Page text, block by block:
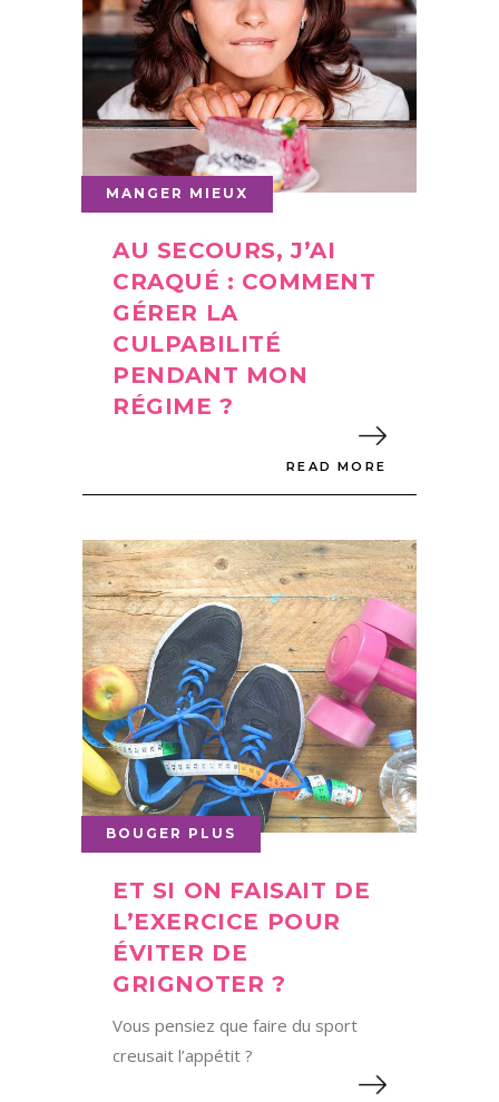
MANGER MIEUX
AU SECOURS, J’AI
CRAQUÉ : COMMENT
GÉRER LA
CULPABILITÉ
PENDANT MON
RÉGIME ?
READ MORE
BOUGER PLUS
ET SI ON FAISAIT DE
L’EXERCICE POUR
ÉVITER DE
GRIGNOTER ?
Vous pensiez que faire du sport
creusait l’appétit ?